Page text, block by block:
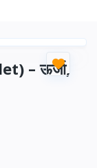
– ऊर्जा,